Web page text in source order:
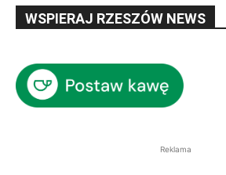
WSPIERAJ RZESZÓW NEWS
Reklama